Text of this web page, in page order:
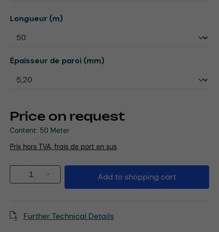
Price on request
Content: 50 Meter
Prix hors TVA, frais de port en sus
Select
Longueur (m)
Select
Épaisseur de paroi (mm)
Product Quantity: Enter the desired
Add to shopping cart
Further Technical Details